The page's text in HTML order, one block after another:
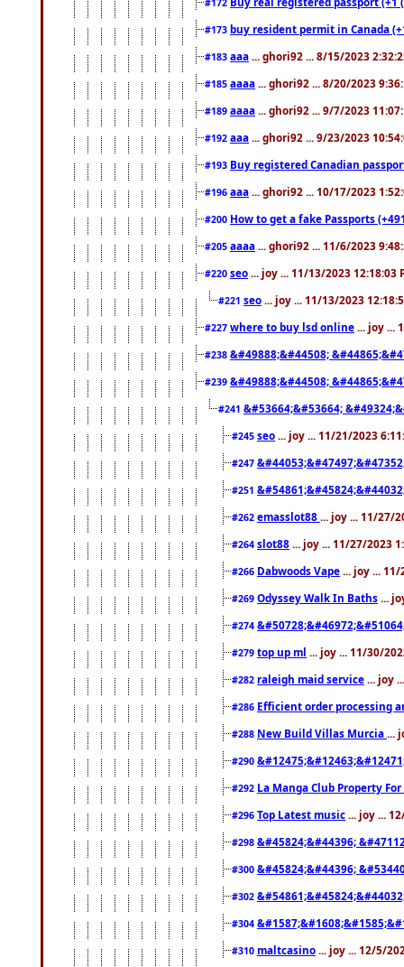
#173 buy resident permit in Canada
#183 aaa ... ghori92 ... 8/15/2023
#185 aaaa ... ghori92 ... 8/20/2023
#189 aaaa ... ghori92 ... 9/7/2023
#192 aaa ... ghori92 ... 9/23/2023
#193 Buy registered Canadian
#196 aaa ... ghori92 ... 10/17/2023
#200 How to get a fake Passports
#205 aaaa ... ghori92 ... 11/6/2023
#220 seo ... joy ... 11/13/2023 12:18:03
#221 seo ... joy ... 11/13/2023
#227 where to buy lsd online ... joy ...
#238 &#49888;&#44508;
#239 &#49888;&#44508;
#241 &#53664;&#53664;
#245 seo ... joy ... 11/21/2023
#247
#251
#262 emasslot88 ... joy ... 11/27/
#264 slot88 ... joy ... 11/27/2023
#266 Dabwoods Vape ... joy ...
#269 Odyssey Walk In Baths ...
#274
#279 top up ml ... joy ... 11/30/
#282 raleigh maid service ... joy
#286 Efficient order processing
#288 New Build Villas Murcia ...
#290
#292 La Manga Club Property
#296 Top Latest music ... joy ...
#298 &#45824;&#44396;
#300 &#45824;&#44396;
#302
#304
#310 maltcasino ... joy ... 12/5/